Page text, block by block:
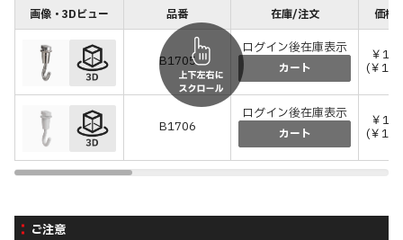
画像・3Dビュー 品番 在庫/注文 価格(
B1705
ログイン後在庫表示
カート
￥
(￥
B1706
ログイン後在庫表示
カート
￥
(￥
ご注意